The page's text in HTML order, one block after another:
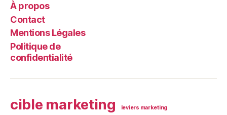
À propos
Contact
Mentions Légales
Politique de
confidentialité
cible marketing leviers marketing